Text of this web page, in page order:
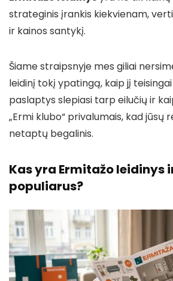
strateginis įrankis kiekvienam,
ir kainos santykį.
Šiame straipsnyje mes giliai
leidinį tokį ypatingą, kaip jį
paslaptys slepiasi tarp eilučių ir
„Ermi klubo“ privalumais, kad jūsų
netaptų begalinis.
Kas yra Ermitažo leidinys
populiarus?